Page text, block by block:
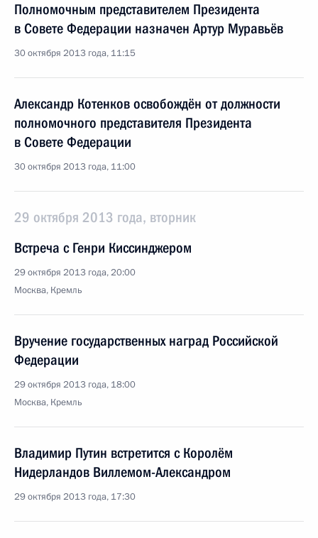
Полномочным представителем Президента
в Совете Федерации назначен Артур Муравьёв
30 октября 2013 года, 11:15
Александр Котенков освобождён от должности
полномочного представителя Президента
в Совете Федерации
30 октября 2013 года, 11:00
29 октября 2013 года, вторник
Встреча с Генри Киссинджером
29 октября 2013 года, 20:00
Москва, Кремль
Вручение государственных наград Российской
Федерации
29 октября 2013 года, 18:00
Москва, Кремль
Владимир Путин встретится с Королём
Нидерландов Виллемом-Александром
29 октября 2013 года, 17:30